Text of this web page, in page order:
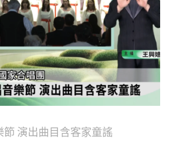
演出曲目含客家童謠